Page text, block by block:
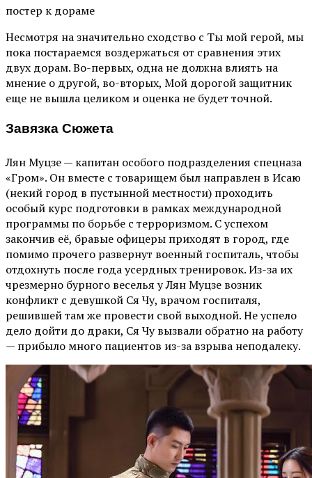
постер к дораме
Несмотря на значительно сходство с Ты мой герой, мы
пока постараемся воздержаться от сравнения этих
двух дорам. Во-первых, одна не должна влиять на
мнение о другой, во-вторых, Мой дорогой защитник
еще не вышла целиком и оценка не будет точной.
Завязка Сюжета
Лян Муцзе — капитан особого подразделения спецназа
«Гром». Он вместе с товарищем был направлен в Исаю
(некий город в пустынной местности) проходить
особый курс подготовки в рамках международной
программы по борьбе с терроризмом. С успехом
закончив её, бравые офицеры приходят в город, где
помимо прочего развернут военный госпиталь, чтобы
отдохнуть после года усердных тренировок. Из-за их
чрезмерно бурного веселья у Лян Муцзе возник
конфликт с девушкой Ся Чу, врачом госпиталя,
решившей там же провести свой выходной. Не успело
дело дойти до драки, Ся Чу вызвали обратно на работу
— прибыло много пациентов из-за взрыва неподалеку.